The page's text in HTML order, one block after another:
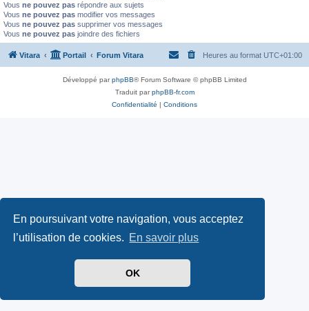
En poursuivant votre navigation, vous acceptez
l’utilisation de cookies. En savoir plus
OK
Vous ne pouvez pas répondre aux sujets
Vous ne pouvez pas modifier vos messages
Vous ne pouvez pas supprimer vos messages
Vous ne pouvez pas joindre des fichiers
Vitara Portail Forum Vitara Heures au format UTC+01:00
Développé parphpBB® Forum Software © phpBB Limited
Traduit parphpBB-fr.com
Confidentialité | Conditions